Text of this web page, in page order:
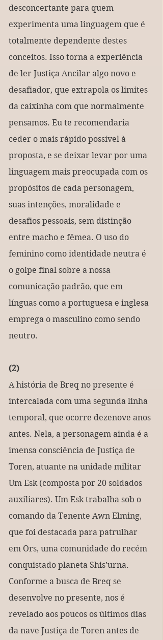
desconcertante para quem
experimenta uma linguagem que é
totalmente dependente destes
conceitos. Isso torna a experiência
de ler Justiça Ancilar algo novo e
desafiador, que extrapola os limites
da caixinha com que normalmente
pensamos. Eu te recomendaria
ceder o mais rápido possível à
proposta, e se deixar levar por uma
linguagem mais preocupada com os
propósitos de cada personagem,
suas intenções, moralidade e
desafios pessoais, sem distinção
entre macho e fêmea. O uso do
feminino como identidade neutra é
o golpe final sobre a nossa
comunicação padrão, que em
línguas como a portuguesa e inglesa
emprega o masculino como sendo
neutro.
(2)
A história de Breq no presente é
intercalada com uma segunda linha
temporal, que ocorre dezenove anos
antes. Nela, a personagem ainda é a
imensa consciência de Justiça de
Toren, atuante na unidade militar
Um Esk (composta por 20 soldados
auxiliares). Um Esk trabalha sob o
comando da Tenente Awn Elming,
que foi destacada para patrulhar
em Ors, uma comunidade do recém
conquistado planeta Shis’urna.
Conforme a busca de Breq se
desenvolve no presente, nos é
revelado aos poucos os últimos dias
da nave Justiça de Toren antes de